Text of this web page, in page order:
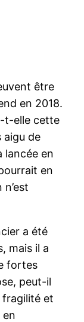
être
en 2018.
t-elle cette
aigu de
lancée en
en
n’est
a été
mais il a
fortes
peut-il
fragilité et